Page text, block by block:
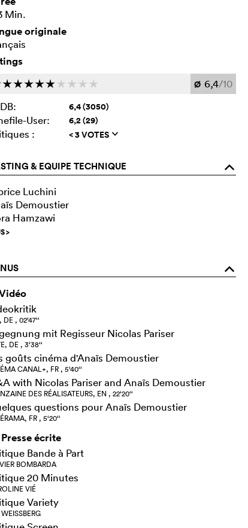
Min.
originale
ccccc c c c c Ø 6,4/10
6,4 (3050)
User: 6,2 (29)
: < 3 VOTES q
& EQUIPE TECHNIQUE o
Luchini
Demoustier
Hamzawi
>
o
DE , 02‘47‘‘
mit Regisseur Nicolas Pariser
DE , 3‘38‘‘
goûts cinéma d'Anaïs Demoustier
CANAL+, FR , 5‘40‘‘
with Nicolas Pariser and Anaïs Demoustier
DES RÉALISATEURS, EN , 22‘20‘‘
questions pour Anaïs Demoustier
FR , 5‘20‘‘
Presse écrite
Bande à Part
BOMBARDA
20 Minutes
VIÉ
Variety